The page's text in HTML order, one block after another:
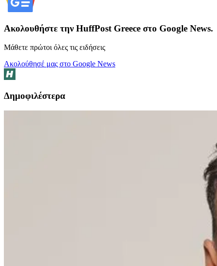
Ακολουθήστε την HuffPost Greece στο Google News.
Μάθετε πρώτοι όλες τις ειδήσεις
Ακολούθησέ μας στο Google News
Δημοφιλέστερα